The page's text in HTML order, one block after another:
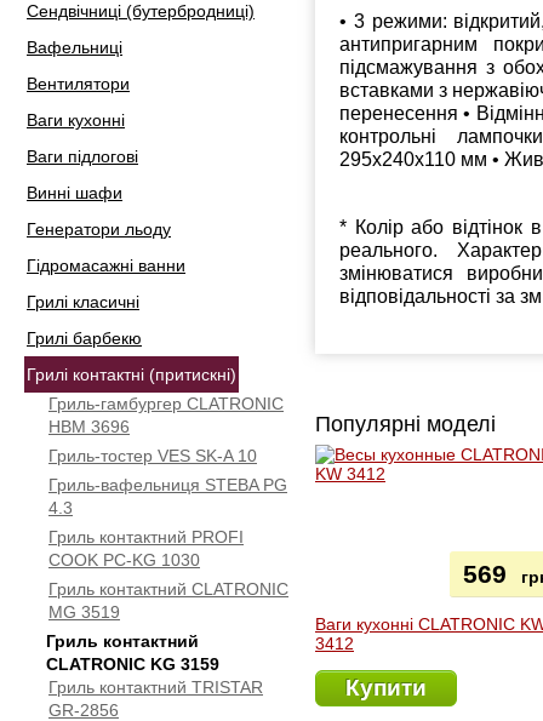
Сендвічниці (бутербродниці)
Вафельниці
Вентилятори
Ваги кухонні
Ваги підлогові
Винні шафи
Генератори льоду
Гідромасажні ванни
Грилі класичні
Грилі барбекю
Грилі контактні (притискні)
Гриль-гамбургер CLATRONIC
HBM 3696
Гриль-тостер VES SK-A 10
Гриль-вафельниця STEBA PG
4.3
Гриль контактний PROFI
COOK PC-KG 1030
Гриль контактний CLATRONIC
МG 3519
Гриль контактний
CLATRONIC KG 3159
Гриль контактний TRISTAR
GR-2856
• 3 режими:
антипригарним
підсмажування з
вставками з
перенесення •
контрольні
295х240х110 мм •
* Колір або відтінок
реального.
змінюватися
відповідальності за
Популярні моделі
Ваги кухонні CLATRONIC
3412
569
Купити